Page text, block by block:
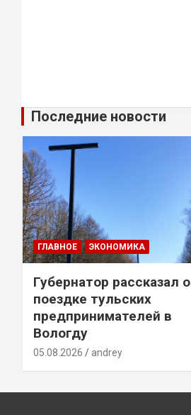
Последние новости
ГЛАВНОЕ ЭКОНОМИКА
Губернатор рассказал о
поездке тульских
предпринимателей в
Вологду
05.08.2026 andrey